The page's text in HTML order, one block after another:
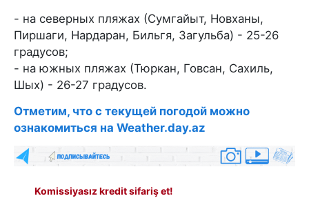
- на северных пляжах (Сумгайыт, Новханы,
Пиршаги, Нардаран, Бильгя, Загульба) - 25-26
градусов;
- на южных пляжах (Тюркан, Говсан, Сахиль,
Шых) - 26-27 градусов.
Отметим, что с текущей погодой можно
ознакомиться на Weather.day.az
Komissiyasız kredit sifariş et!